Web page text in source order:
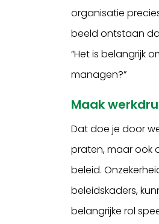
organisatie
beeld ontstaan
“Het is belangrijk
managen?”
Maak
Dat doe je door
praten, maar ook
beleid.
beleidskaders,
belangrijke rol